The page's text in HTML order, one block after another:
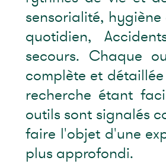
sensorialité,
quotidien,
secours. Chaque
complète et
recherche étant
outils sont signalés
faire l'objet d'une
plus approfondi.